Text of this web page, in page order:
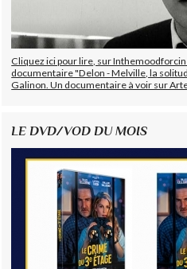
Cliquez ici pour lire, sur
documentaire "Delon - Melville, la
Galinon. Un documentaire à voir sur
LE DVD/VOD DU MOIS